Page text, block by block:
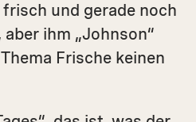
und gerade noch
ihm „Johnson“
Frische keinen